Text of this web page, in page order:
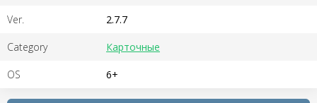
Ver. 2.7.7
Category Карточные
OS 6+